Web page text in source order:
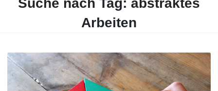
Suche nach Tag: abstraktes
Arbeiten